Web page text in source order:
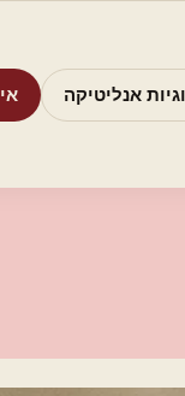
אנליטיקה